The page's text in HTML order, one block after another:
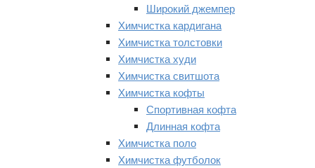
Широкий джемпер
Химчистка кардигана
Химчистка толстовки
Химчистка худи
Химчистка свитшота
Химчистка кофты
Спортивная кофта
Длинная кофта
Химчистка поло
Химчистка футболок